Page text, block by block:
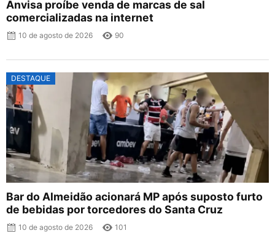
Anvisa proíbe venda de marcas de sal
comercializadas na internet
10 de agosto de 2026 90
DESTAQUE
Bar do Almeidão acionará MP após suposto furto
de bebidas por torcedores do Santa Cruz
10 de agosto de 2026 101